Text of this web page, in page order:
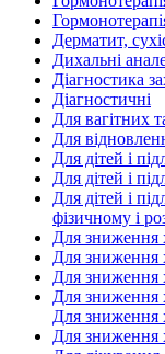
Дерматит,
Дихальні
Діагностика
Діагностичні
Для вагітних
Для
Для дітей і
Для дітей і
Для дітей і
фізичному і
Для зниження
Для зниження
Для зниження
Для зниження
Для зниження
Для зниження